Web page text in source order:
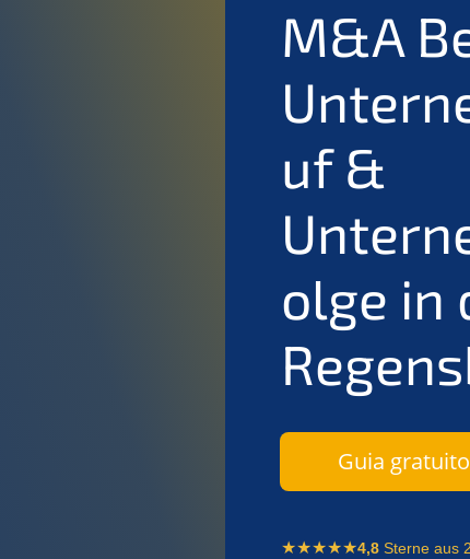
M&A
uf &
olge in
Guia gratuito
4,8 Sterne aus